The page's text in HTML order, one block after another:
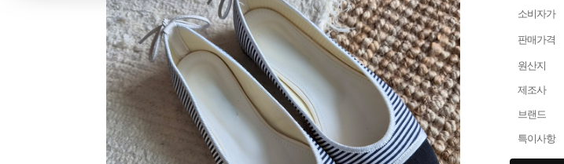
소비자가
판매가격
원산지
제조사
브랜드
특이사항